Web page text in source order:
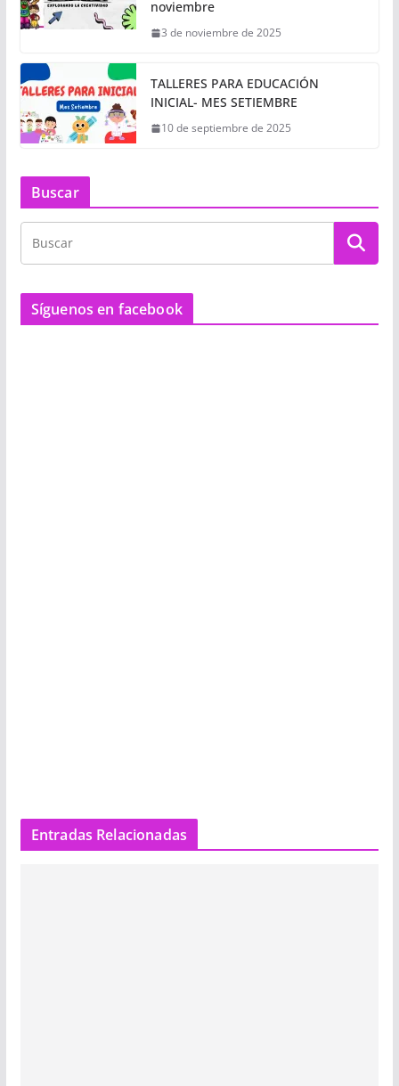
noviembre
3 de noviembre de 2025
TALLERES PARA EDUCACIÓN
INICIAL- MES SETIEMBRE
10 de septiembre de 2025
Buscar
Síguenos en facebook
Entradas Relacionadas